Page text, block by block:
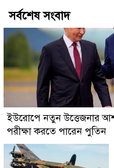
সর্বশেষ সংবাদ
ইউরোপে নতুন উত্তেজনার
পরীক্ষা করতে পারেন পুতিন